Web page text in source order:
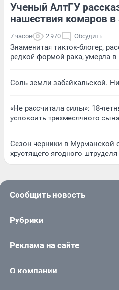
Ученый АлтГУ
нашествия комаров в
7 часов 2 970 Обсудить
Знаменитая тикток-блогер,
редкой формой рака, умерла в
Соль земли забайкальской.
«Не рассчитала силы»: 18-
успокоить трехмесячного
Сезон черники в Мурманской
хрустящего ягодного
Сообщить новость
Рубрики
Реклама на сайте
О компании